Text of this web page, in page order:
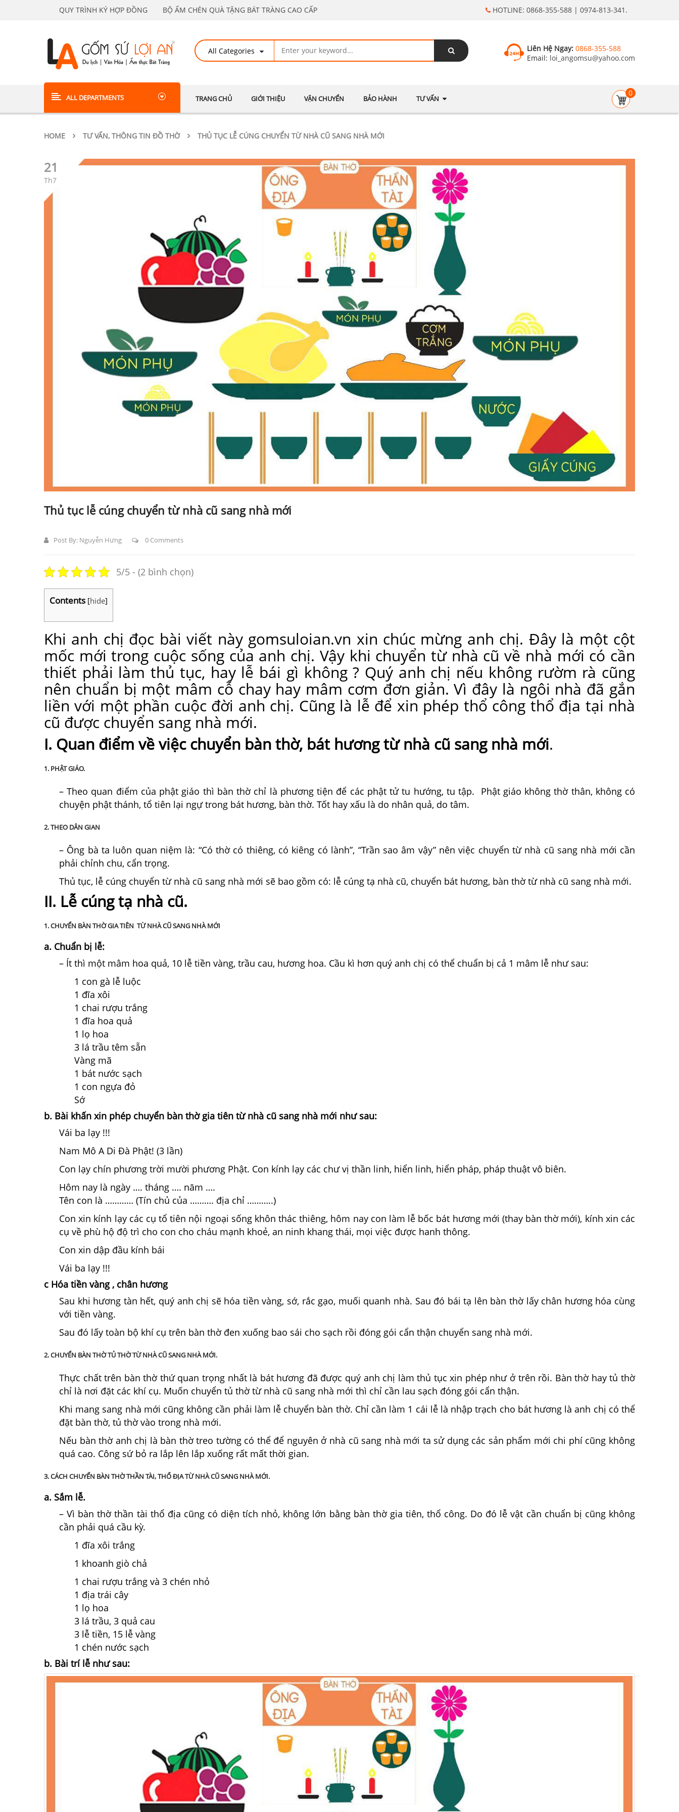
QUY TRÌNH KÝ HỢP ĐỒNG BỘ ẤM CHÉN QUÀ TẶNG BÁT TRÀNG CAO CẤP HOTLINE: 0868-355-588 | 0974-813-341.
Liên Hệ Ngay: 0868-355-588
Email: loi_angomsu@yahoo.com
ALL DEPARTMENTS TRANG CHỦ GIỚI THIỆU VẬN CHUYỂN BẢO HÀNH TƯ VẤN
0
HOME TƯ VẤN, THÔNG TIN ĐỒ THỜ THỦ TỤC LỄ CÚNG CHUYỂN TỪ NHÀ CŨ SANG NHÀ MỚI
21
Th7
Thủ tục lễ cúng chuyển từ nhà cũ sang nhà mới
Post By: Nguyễn Hưng 0 Comments
5/5 - (2 bình chọn)
Contents [hide]
Khi anh chị đọc bài viết này gomsuloian.vn xin chúc mừng anh chị. Đây là một cột
mốc mới trong cuộc sống của anh chị. Vậy khi chuyển từ nhà cũ về nhà mới có cần
thiết phải làm thủ tục, hay lễ bái gì không ? Quý anh chị nếu không rườm rà cũng
nên chuẩn bị một mâm cỗ chay hay mâm cơm đơn giản. Vì đây là ngôi nhà đã gắn
liền với một phần cuộc đời anh chị. Cũng là lễ để xin phép thổ công thổ địa tại nhà
cũ được chuyển sang nhà mới.
I. Quan điểm về việc chuyển bàn thờ, bát hương từ nhà cũ sang nhà mới.
1. PHẬT GIÁO.
– Theo quan điểm của phật giáo thì bàn thờ chỉ là phương tiện để các phật tử tu hướng, tu tập. Phật giáo không thờ thân, không có
chuyện phật thánh, tổ tiên lại ngự trong bát hương, bàn thờ. Tốt hay xấu là do nhân quả, do tâm.
2. THEO DÂN GIAN
– Ông bà ta luôn quan niệm là: “Có thờ có thiêng, có kiêng có lành”, “Trần sao âm vậy” nên việc chuyển từ nhà cũ sang nhà mới cần
phải chỉnh chu, cẩn trọng.
Thủ tục, lễ cúng chuyển từ nhà cũ sang nhà mới sẽ bao gồm có: lễ cúng tạ nhà cũ, chuyển bát hương, bàn thờ từ nhà cũ sang nhà mới.
II. Lễ cúng tạ nhà cũ.
1. CHUYỂN BÀN THỜ GIA TIÊN TỪ NHÀ CŨ SANG NHÀ MỚI
a. Chuẩn bị lễ:
– Ít thì một mâm hoa quả, 10 lễ tiền vàng, trầu cau, hương hoa. Cầu kì hơn quý anh chị có thể chuẩn bị cả 1 mâm lễ như sau:
1 con gà lễ luộc
1 đĩa xôi
1 chai rượu trắng
1 đĩa hoa quả
1 lọ hoa
3 lá trầu têm sẵn
Vàng mã
1 bát nước sạch
1 con ngựa đỏ
Sớ
b. Bài khấn xin phép chuyển bàn thờ gia tiên từ nhà cũ sang nhà mới như sau:
Vái ba lạy !!!
Nam Mô A Di Đà Phật! (3 lần)
Con lạy chín phương trời mười phương Phật. Con kính lạy các chư vị thần linh, hiển linh, hiển pháp, pháp thuật vô biên.
Hôm nay là ngày …. tháng …. năm ….
Tên con là ………… (Tín chủ của ………. địa chỉ ………..)
Con xin kính lạy các cụ tổ tiên nội ngoại sống khôn thác thiêng, hôm nay con làm lễ bốc bát hương mới (thay bàn thờ mới), kính xin các
cụ về phù hộ độ trì cho con cho cháu mạnh khoẻ, an ninh khang thái, mọi việc được hanh thông.
Con xin dập đầu kính bái
Vái ba lạy !!!
c Hóa tiền vàng , chân hương
Sau khi hương tàn hết, quý anh chị sẽ hóa tiền vàng, sớ, rắc gạo, muối quanh nhà. Sau đó bái tạ lên bàn thờ lấy chân hương hóa cùng
với tiền vàng.
Sau đó lấy toàn bộ khí cụ trên bàn thờ đen xuống bao sái cho sạch rồi đóng gói cẩn thận chuyển sang nhà mới.
2. CHUYỂN BÀN THỜ TỦ THỜ TỪ NHÀ CŨ SANG NHÀ MỚI.
Thực chất trên bàn thờ thứ quan trọng nhất là bát hương đã được quý anh chị làm thủ tục xin phép như ở trên rồi. Bàn thờ hay tủ thờ
chỉ là nơi đặt các khí cụ. Muốn chuyển tủ thờ từ nhà cũ sang nhà mới thì chỉ cần lau sạch đóng gói cẩn thận.
Khi mang sang nhà mới cũng không cần phải làm lễ chuyển bàn thờ. Chỉ cần làm 1 cái lễ là nhập trạch cho bát hương là anh chị có thể
đặt bàn thờ, tủ thờ vào trong nhà mới.
Nếu bàn thờ anh chị là bàn thờ treo tường có thể để nguyên ở nhà cũ sang nhà mới ta sử dụng các sản phẩm mới chi phí cũng không
quá cao. Công sứ bỏ ra lắp lên lắp xuống rất mất thời gian.
3. CÁCH CHUYỂN BÀN THỜ THẦN TÀI, THỔ ĐỊA TỪ NHÀ CŨ SANG NHÀ MỚI.
a. Sắm lễ.
– Vì bàn thờ thần tài thổ địa cũng có diện tích nhỏ, không lớn bằng bàn thờ gia tiên, thổ công. Do đó lễ vật cần chuẩn bị cũng không
cần phải quá cầu kỳ.
1 đĩa xôi trắng
1 khoanh giò chả
1 chai rượu trắng và 3 chén nhỏ
1 địa trái cây
1 lọ hoa
3 lá trầu, 3 quả cau
3 lễ tiền, 15 lễ vàng
1 chén nước sạch
b. Bài trí lễ như sau: